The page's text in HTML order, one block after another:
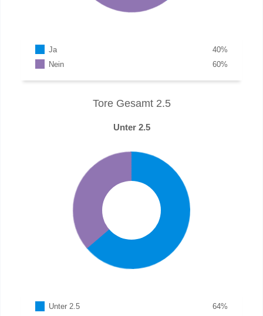
Ja %
40
Nein
%
60
Tore Gesamt 2.5
Unter 2.5
Unter 2.5 %
64